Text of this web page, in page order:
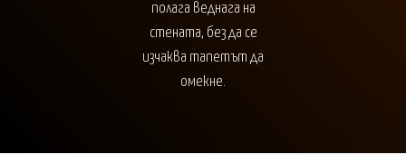
полага веднага на
стената, без да се
изчаква тапетът да
омекне.